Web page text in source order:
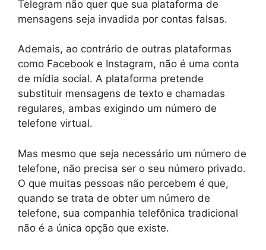
Telegram não quer que sua plataforma de
mensagens seja invadida por contas falsas.
Ademais, ao contrário de outras plataformas
como Facebook e Instagram, não é uma conta
de mídia social. A plataforma pretende
substituir mensagens de texto e chamadas
regulares, ambas exigindo um número de
telefone virtual.
Mas mesmo que seja necessário um número de
telefone, não precisa ser o seu número privado.
O que muitas pessoas não percebem é que,
quando se trata de obter um número de
telefone, sua companhia telefônica tradicional
não é a única opção que existe.